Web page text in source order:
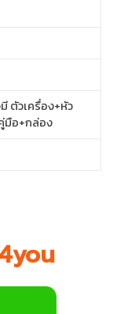
ตัวเครื่อง+หัว
มือ+กล่อง